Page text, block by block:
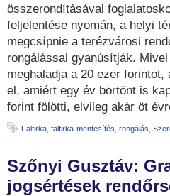
összerondításával
feljelentése nyomán, a helyi
megcsípnie a terézvárosi
rongálással gyanúsítják.
meghaladja a 20 ezer
el, amiért egy év börtönt is
forint fölötti, elvileg akár öt
Falfirka falfirka-mentesítés rongálás
Szőnyi Gusztáv:
jogsértések